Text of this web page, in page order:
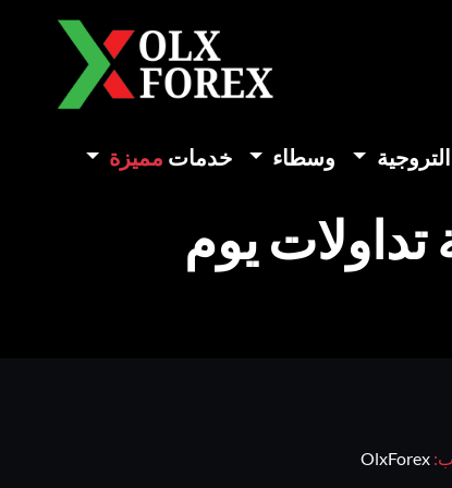
وسطاء خدمات مميزة
يوم